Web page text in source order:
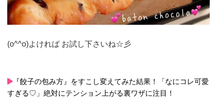
(o^^o)よければ お試し下さいね☆彡
『餃子の包み方』をすこし変えてみた結果！「なにコレ可愛
すぎる♡」絶対にテンション上がる裏ワザに注目！